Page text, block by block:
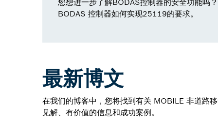
您想进一步了解BODAS控制器的安全功能吗
BODAS 控制器如何实现25119的要求。
最新博文
在我们的博客中，您将找到有关 MOBILE 非道路
见解、有价值的信息和成功案例。